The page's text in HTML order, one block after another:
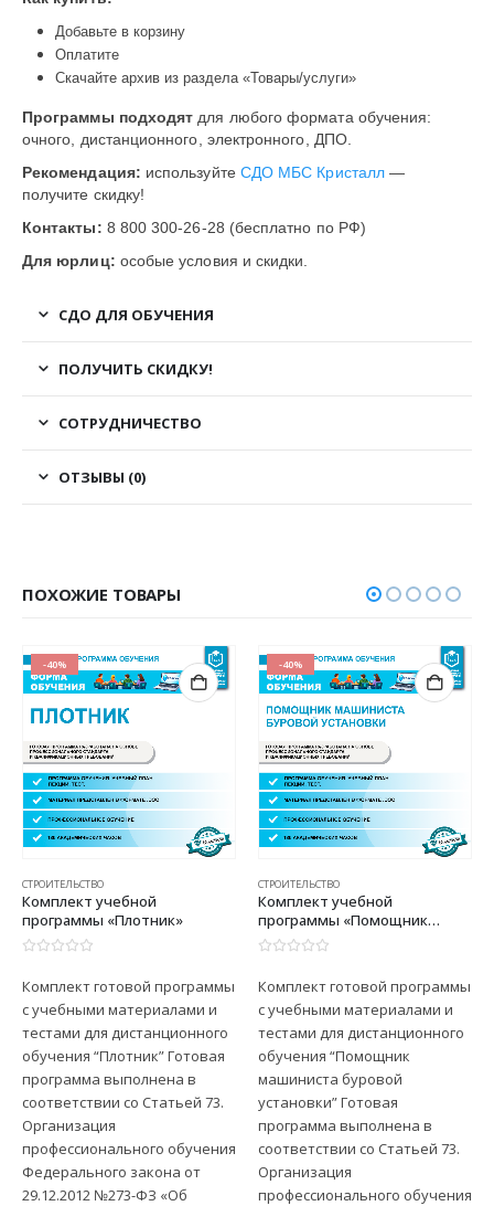
Добавьте в корзину
Оплатите
Скачайте архив из раздела «Товары/услуги»
Программы подходят для любого формата обучения:
очного, дистанционного, электронного, ДПО.
Рекомендация: используйте СДО МБС Кристалл—
получите скидку!
Контакты: 8 800 300-26-28 (бесплатно по РФ)
Для юрлиц: особые условия и скидки.
СДО ДЛЯ ОБУЧЕНИЯ
ПОЛУЧИТЬ СКИДКУ!
СОТРУДНИЧЕСТВО
ОТЗЫВЫ (0)
ПОХОЖИЕ ТОВАРЫ
-40%
СТРОИТЕЛЬСТВО
Комплект учебной
программы «Плотник»
Комплект готовой программы
с учебными материалами и
тестами для дистанционного
обучения “Плотник” Готовая
программа выполнена в
соответствии со Статьей 73.
Организация
профессионального обучения
Федерального закона от
29.12.2012 №273-ФЗ «Об
-40%
СТРОИТЕЛЬСТВО
Комплект учебной
программы «Помощник
машиниста буровой
установки»
Комплект готовой программы
с учебными материалами и
тестами для дистанционного
обучения “Помощник
машиниста буровой
установки” Готовая
программа выполнена в
соответствии со Статьей 73.
Организация
профессионального обучения